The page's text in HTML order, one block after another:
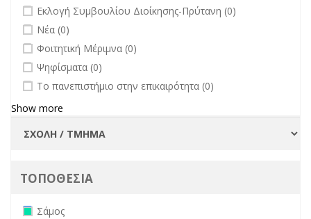
undefined
Εκλογή Συμβουλίου Διοίκησης-Πρύτανη (0)
undefined
Νέα (0)
undefined
Φοιτητική Μέριμνα (0)
undefined
Ψηφίσματα (0)
undefined
Το πανεπιστήμιο στην επικαιρότητα (0)
Show more
ΤΟΠΟΘΕΣΙΑ
Remove Σάμος filter
Σάμος